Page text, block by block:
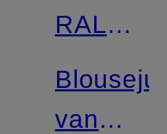
RALPH
LAUREN
Blousejurk
van